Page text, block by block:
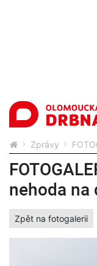
Zprávy
nehoda na
Zpět na fotogalerii